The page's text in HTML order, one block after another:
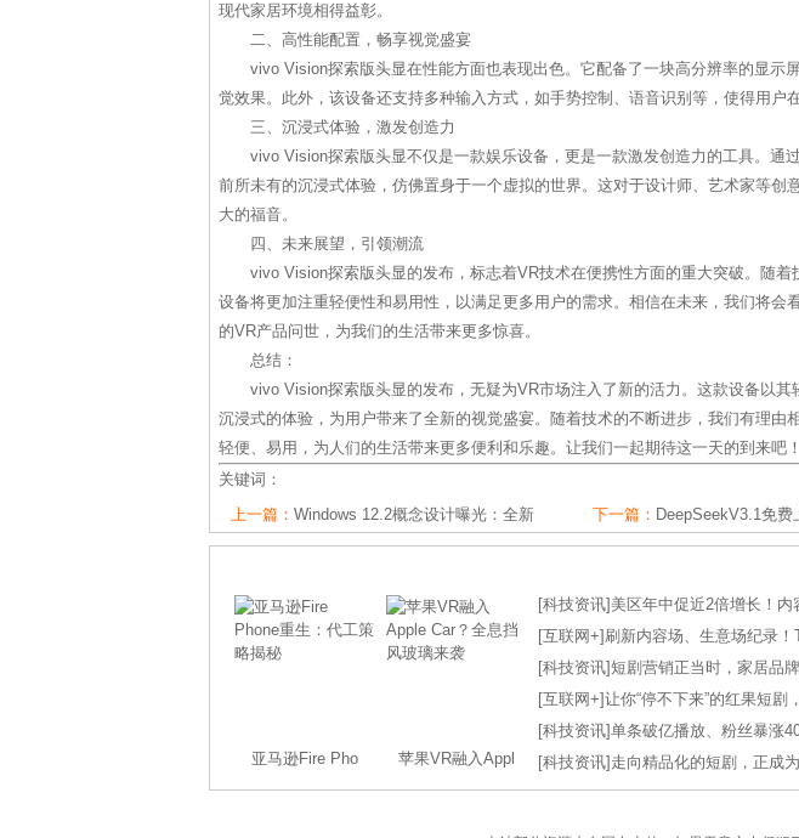
现代家居环境相得益彰。
二、高性能配置，畅享视觉盛宴
vivo Vision探索版头显在性能方面也表现出色。它配备了一块高分辨率的显示
觉效果。此外，该设备还支持多种输入方式，如手势控制、语音识别等，使得用户
三、沉浸式体验，激发创造力
vivo Vision探索版头显不仅是一款娱乐设备，更是一款激发创造力的工具。通
前所未有的沉浸式体验，仿佛置身于一个虚拟的世界。这对于设计师、艺术家等创
大的福音。
四、未来展望，引领潮流
vivo Vision探索版头显的发布，标志着VR技术在便携性方面的重大突破。随着
设备将更加注重轻便性和易用性，以满足更多用户的需求。相信在未来，我们将会
的VR产品问世，为我们的生活带来更多惊喜。
总结：
vivo Vision探索版头显的发布，无疑为VR市场注入了新的活力。这款设备以其
沉浸式的体验，为用户带来了全新的视觉盛宴。随着技术的不断进步，我们有理由
轻便、易用，为人们的生活带来更多便利和乐趣。让我们一起期待这一天的到来吧！
关键词：
上一篇： Windows 12.2概念设计曝光：全新 下一篇： DeepSeekV3.1免
亚马逊Fire Pho 苹果VR融入Appl
[科技资讯] 美区年中促近2倍增长！内
[互联网+] 刷新内容场、生意场纪录
[科技资讯]短剧营销正当时，家居品
[互联网+]让你“停不下来”的红果短剧
[科技资讯]单条破亿播放、粉丝暴涨
[科技资讯] 走向精品化的短剧，正成